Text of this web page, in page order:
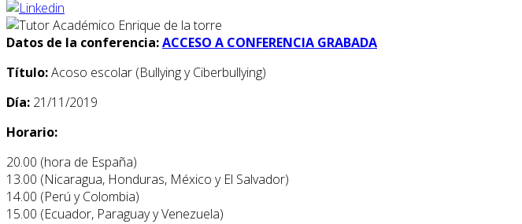
Datos de la conferencia:ACCESO A CONFERENCIA GRABADA
Título:Acoso escolar (Bullying y Ciberbullying)
Día: 21/11/2019
Horario:
20.00 (hora de España)
13.00 (Nicaragua, Honduras, México y El Salvador)
14.00 (Perú y Colombia)
15.00 (Ecuador, Paraguay y Venezuela)